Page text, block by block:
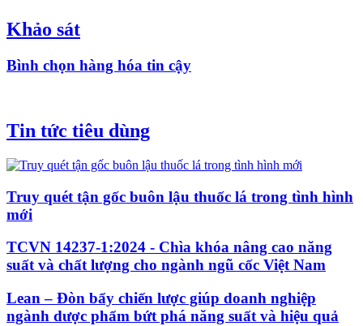
Khảo sát
Bình chọn hàng hóa tin cậy
Tin tức tiêu dùng
Truy quét tận gốc buôn lậu thuốc lá trong tình hình
mới
TCVN 14237-1:2024 - Chìa khóa nâng cao năng
suất và chất lượng cho ngành ngũ cốc Việt Nam
Lean – Đòn bẩy chiến lược giúp doanh nghiệp
ngành dược phẩm bứt phá năng suất và hiệu quả